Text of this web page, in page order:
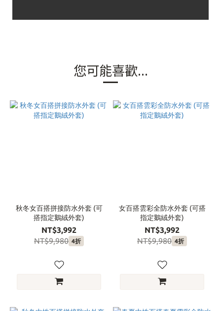
您可能喜歡...
秋冬女百搭拼接防水外套 (可
搭指定鵝絨外套)
NT$3,992
NT$9,980 4折
女百搭雲彩全防水外套 (可搭
指定鵝絨外套)
NT$3,992
NT$9,980 4折